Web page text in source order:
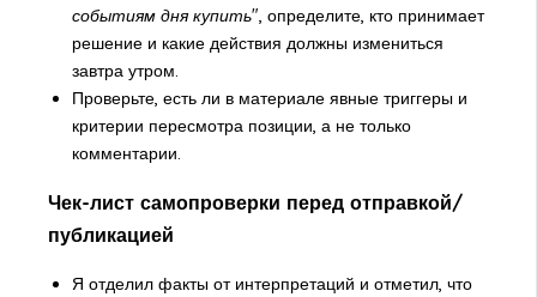
событиям дня купить", определите, кто принимает
решение и какие действия должны измениться
завтра утром.
Проверьте, есть ли в материале явные триггеры и
критерии пересмотра позиции, а не только
комментарии.
Чек-лист самопроверки перед отправкой/
публикацией
Я отделил факты от интерпретаций и отметил, что